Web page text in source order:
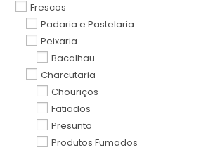
Frescos
Padaria e Pastelaria
Peixaria
Bacalhau
Charcutaria
Chouriços
Fatiados
Presunto
Produtos Fumados